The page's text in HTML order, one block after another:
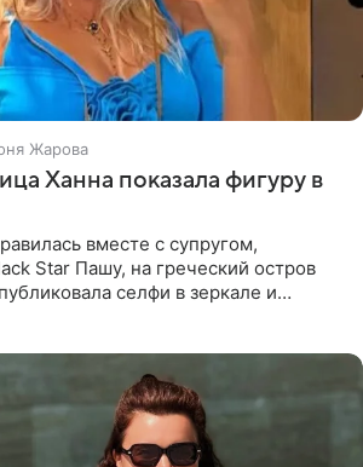
Жарова
Ханна показала фигуру в
вместе с супругом,
Star Пашу, на греческий остров
селфи в зеркале и